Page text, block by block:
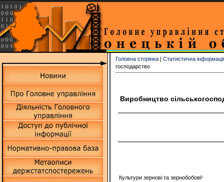
Головна сторінка | Статистична
господарство
Виробництво
Культури зернові та зернобобові¹